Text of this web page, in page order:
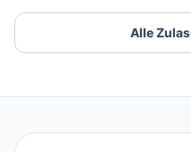
Alle